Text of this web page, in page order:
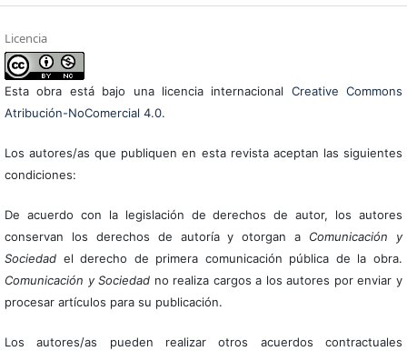
Licencia
Esta obra está bajo una licencia internacional Creative Commons
Atribución-NoComercial 4.0.
Los autores/as que publiquen en esta revista aceptan las siguientes
condiciones:
De acuerdo con la legislación de derechos de autor, los autores
conservan los derechos de autoría y otorgan a Comunicación y
Sociedadel derecho de primera comunicación pública de la obra.
Comunicación y Sociedad no realiza cargos a los autores por enviar y
procesar artículos para su publicación.
Los autores/as pueden realizar otros acuerdos contractuales